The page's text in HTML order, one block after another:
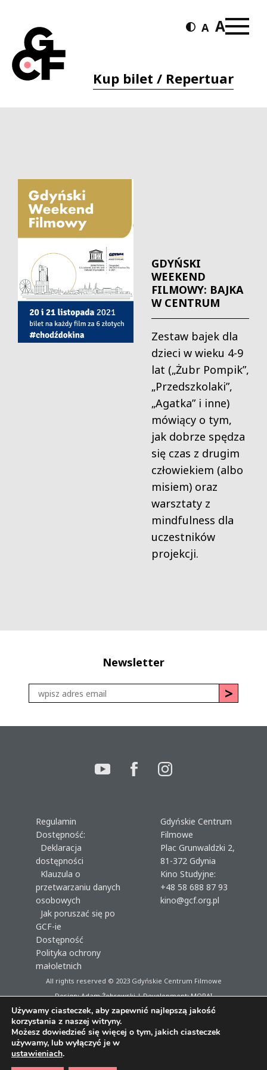
Kup bilet / Repertuar
GDYŃSKI
WEEKEND
FILMOWY: BAJKA
W CENTRUM
Zestaw bajek dla
dzieci w wieku 4-9
lat („Żubr Pompik”,
„Przedszkolaki”,
„Agatka” i inne)
mówiący o tym,
jak dobrze spędza
się czas z drugim
człowiekiem (albo
misiem) oraz
warsztaty z
mindfulness dla
uczestników
projekcji.
Newsletter
Regulamin
Dostępność:
Deklaracja
dostępności
Klauzula o
przetwarzaniu danych
osobowych
Jak poruszać się po
GCF-ie
Dostępność
Polityka ochrony
małoletnich
Gdyńskie Centrum
Filmowe
Plac Grunwaldzki 2,
81-372 Gdynia
Kino Studyjne:
+48 58 688 87 93
kino@gcf.org.pl
All rights reserved © 2023Gdyńskie Centrum Filmowe
Design: Adam Żebrowski | Development:MORAI
Używamy ciasteczek, aby zapewnić najlepszą jakość
korzystania z naszej witryny.
Możesz dowiedzieć się więcej o tym, jakich ciasteczek
używamy, lub wyłączyć je w
ustawieniach.